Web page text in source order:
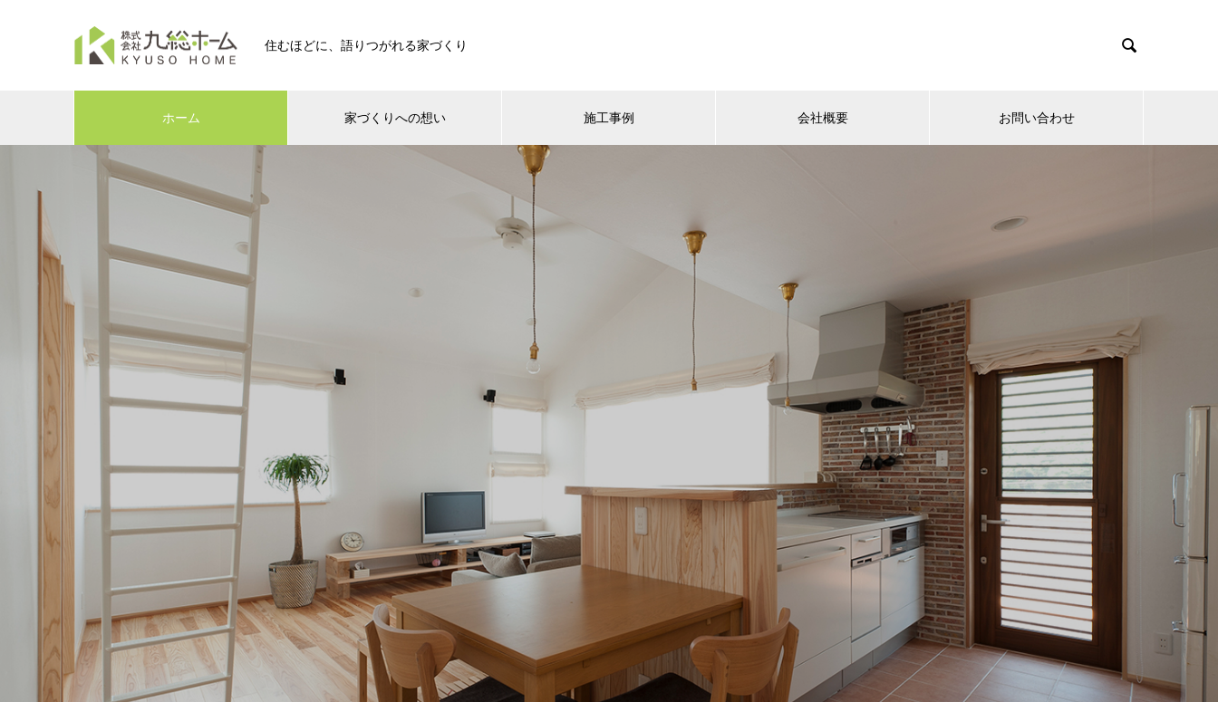
住むほどに、語りつがれる家づくり 
ホーム 家づくりへの想い 施工事例 会社概要 お問い合わせ